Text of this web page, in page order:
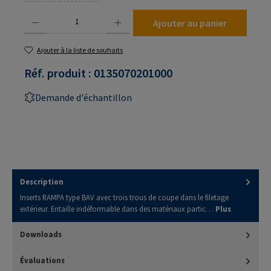
Ajouter au panier
Ajouter à la liste de souhaits
Réf. produit : 0135070201000
Demande d'échantillon
Description
Inserts RAMPA type BAV avec trois trous de coupe dans le filetage
extérieur. Entaille indéformable dans des matériaux partic… Plus
Downloads
Évaluations